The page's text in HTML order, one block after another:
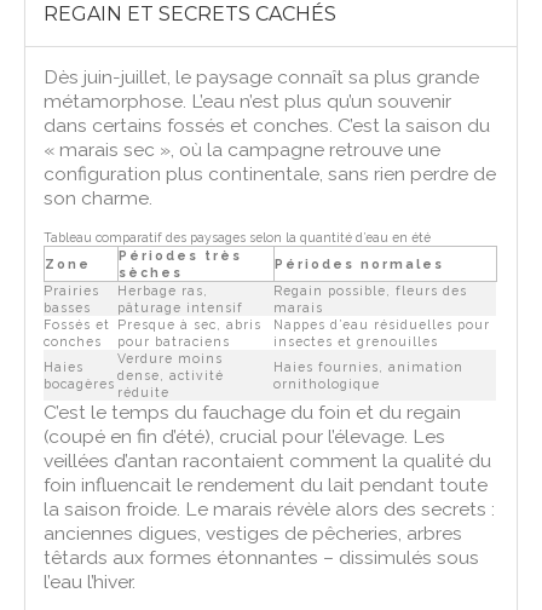
REGAIN ET SECRETS CACHÉS
Dès juin-juillet, le paysage connaît sa plus grande
métamorphose. L’eau n’est plus qu’un souvenir
dans certains fossés et conches. C’est la saison du
« marais sec », où la campagne retrouve une
configuration plus continentale, sans rien perdre de
son charme.
Tableau comparatif des paysages selon la quantité d’eau en été
Zone
Périodes très
sèches
Périodes normales
Prairies
basses
Herbage ras,
pâturage intensif
Regain possible, fleurs des
marais
Fossés et
conches
Presque à sec, abris
pour batraciens
Nappes d’eau résiduelles pour
insectes et grenouilles
Haies
bocagères
Verdure moins
dense, activité
réduite
Haies fournies, animation
ornithologique
C’est le temps du fauchage du foin et du regain
(coupé en fin d’été), crucial pour l’élevage. Les
veillées d’antan racontaient comment la qualité du
foin influencait le rendement du lait pendant toute
la saison froide. Le marais révèle alors des secrets :
anciennes digues, vestiges de pêcheries, arbres
têtards aux formes étonnantes – dissimulés sous
l’eau l’hiver.